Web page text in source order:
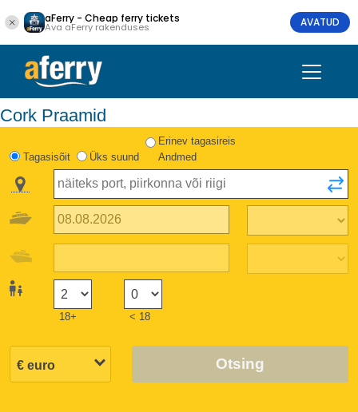
aFerry - Cheap ferry tickets
Ava aFerry rakenduses AVATUD
Cork Praamid
Tagasisõit Üks suund
Erinev tagasireis
Andmed
18+ < 18
Otsing